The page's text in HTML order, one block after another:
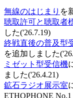
無線のはじまり を
聴取許可と聴取者
した('26.7.19)
終戦直後の普及型
を追加しました
ミゼット型受信機
ました('26.4.21)
鉱石ラジオ展示室
ETHOPHONE